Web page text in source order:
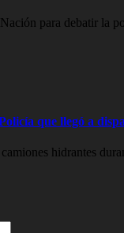
para debatir la
que llegó a
hidrantes